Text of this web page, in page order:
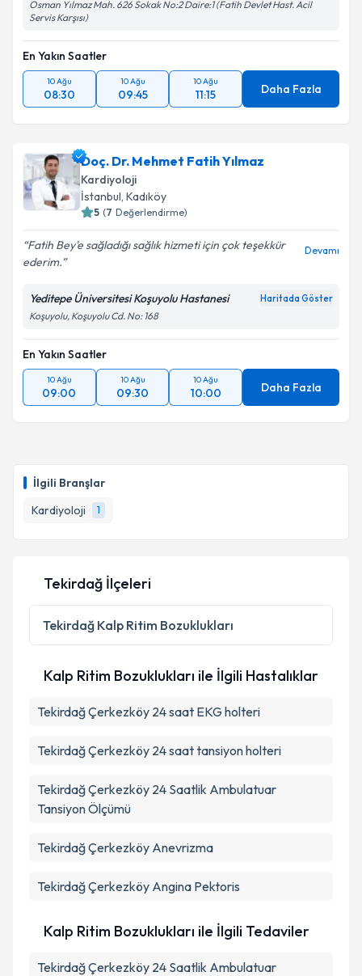
İlgili Branşlar
Kardiyoloji
1
Osman Yılmaz Mah. 626 Sokak No:2 Daire:1 (Fatih Devlet Hast. Acil
Servis Karşısı)
En Yakın Saatler
10 Ağu
08:30
10 Ağu
09:45
10 Ağu
11:15 Daha Fazla
Doç. Dr. Mehmet Fatih Yılmaz
Kardiyoloji
İstanbul, Kadıköy
5 (7 Değerlendirme)
Fatih Bey'e sağladığı sağlık hizmeti için çok teşekkür
ederim.
Devamı
Yeditepe Üniversitesi Koşuyolu Hastanesi Haritada Göster
Koşuyolu, Koşuyolu Cd. No: 168
En Yakın Saatler
10 Ağu
09:00
10 Ağu
09:30
10 Ağu
10:00 Daha Fazla
Tekirdağ İlçeleri
Tekirdağ Kalp Ritim Bozuklukları
Kalp Ritim Bozuklukları ile İlgili Hastalıklar
Tekirdağ Çerkezköy 24 saat EKG holteri
Tekirdağ Çerkezköy 24 saat tansiyon holteri
Tekirdağ Çerkezköy 24 Saatlik Ambulatuar
Tansiyon Ölçümü
Tekirdağ Çerkezköy Anevrizma
Tekirdağ Çerkezköy Angina Pektoris
Kalp Ritim Bozuklukları ile İlgili Tedaviler
Tekirdağ Çerkezköy 24 Saatlik Ambulatuar